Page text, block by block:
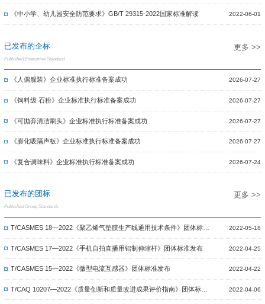
《中小学、幼儿园安全防范要求》GB/T 29315-2022国家标准解读 2022-06-01
更多 >>
已发布的企标
Published Enterprise Standard
《人偶服装》企业标准执行标准备案成功 2026-07-27
《饲料级 石粉》企业标准执行标准备案成功 2026-07-27
《可抛弃清洁刷头》企业标准执行标准备案成功 2026-07-27
《膨化吸隔声板》企业标准执行标准备案成功 2026-07-27
《复合调味料》企业标准执行标准备案成功 2026-07-24
更多 >>
已发布的团标
Published Group Standards
T/CASMES 18—2022《聚乙烯气垫膜生产线通用技术条件》团体标准
发布
2022-05-18
T/CASMES 17—2022《手机自拍直播用铝制伸缩杆》团体标准发布 2022-04-25
T/CASMES 15—2022《微型电流互感器》团体标准发布 2022-04-22
T/CAQ 10207—2022《质量创新和质量改进成果评价指南》团体标准 2022-04-06